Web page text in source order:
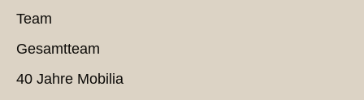
Team
Gesamtteam
40 Jahre Mobilia